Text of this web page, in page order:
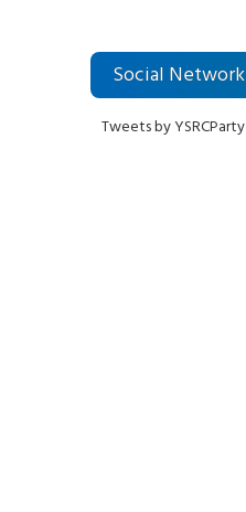
Social Network
Tweets by YSRCParty